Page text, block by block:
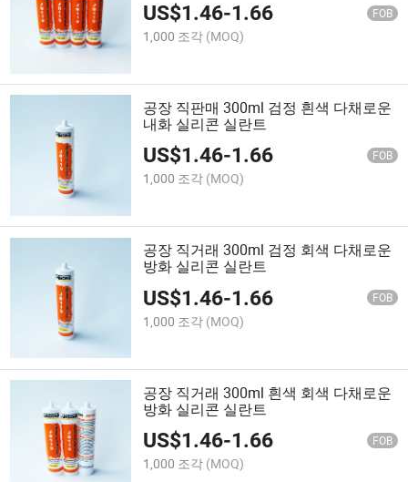
US$1.46-1.66 FOB
1,000 조각 (MOQ)
공장 직판매 300ml 검정 흰색 다채로운
내화 실리콘 실란트
US$1.46-1.66 FOB
1,000 조각 (MOQ)
공장 직거래 300ml 검정 회색 다채로운
방화 실리콘 실란트
US$1.46-1.66 FOB
1,000 조각 (MOQ)
공장 직거래 300ml 흰색 회색 다채로운
방화 실리콘 실란트
US$1.46-1.66 FOB
1,000 조각 (MOQ)